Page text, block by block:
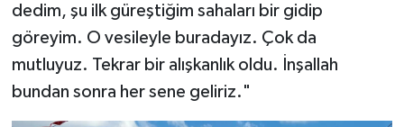
dedim, şu ilk güreştiğim sahaları bir gidip
göreyim. O vesileyle buradayız. Çok da
mutluyuz. Tekrar bir alışkanlık oldu. İnşallah
bundan sonra her sene geliriz."